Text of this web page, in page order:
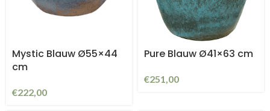
Mystic Blauw Ø55×44
cm
€222,00
Pure Blauw Ø41×63 cm
€251,00